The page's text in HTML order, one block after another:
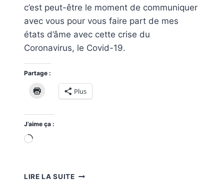
c’est peut-être le moment de communiquer
avec vous pour vous faire part de mes
états d’âme avec cette crise du
Coronavirus, le Covid-19.
Partage :
Plus
J’aime ça :
Chargement…
LIRE LA SUITE2020,